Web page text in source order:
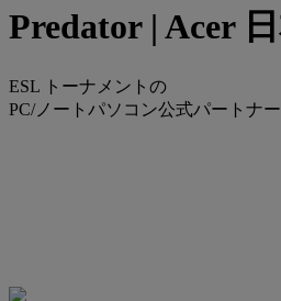
Predator | Acer
ESL トーナメントの
PC/ノートパソコン公式パートナー